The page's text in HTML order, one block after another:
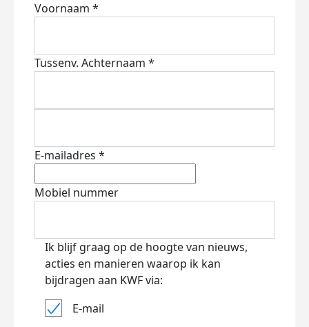
Voornaam *
Tussenv. Achternaam *
E-mailadres *
Mobiel nummer
Ik blijf graag op de hoogte van nieuws,
acties en manieren waarop ik kan
bijdragen aan KWF via:
E-mail